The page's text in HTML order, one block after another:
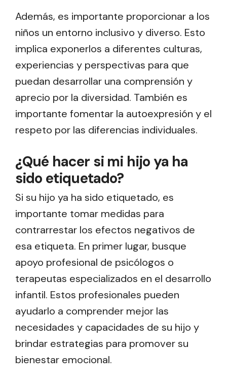
Además, es importante proporcionar a los
niños un entorno inclusivo y diverso. Esto
implica exponerlos a diferentes culturas,
experiencias y perspectivas para que
puedan desarrollar una comprensión y
aprecio por la diversidad. También es
importante fomentar la autoexpresión y el
respeto por las diferencias individuales.
¿Qué hacer si mi hijo ya ha
sido etiquetado?
Si su hijo ya ha sido etiquetado, es
importante tomar medidas para
contrarrestar los efectos negativos de
esa etiqueta. En primer lugar, busque
apoyo profesional de psicólogos o
terapeutas especializados en el desarrollo
infantil. Estos profesionales pueden
ayudarlo a comprender mejor las
necesidades y capacidades de su hijo y
brindar estrategias para promover su
bienestar emocional.